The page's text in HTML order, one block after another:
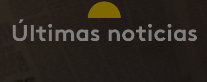
Últimas noticias